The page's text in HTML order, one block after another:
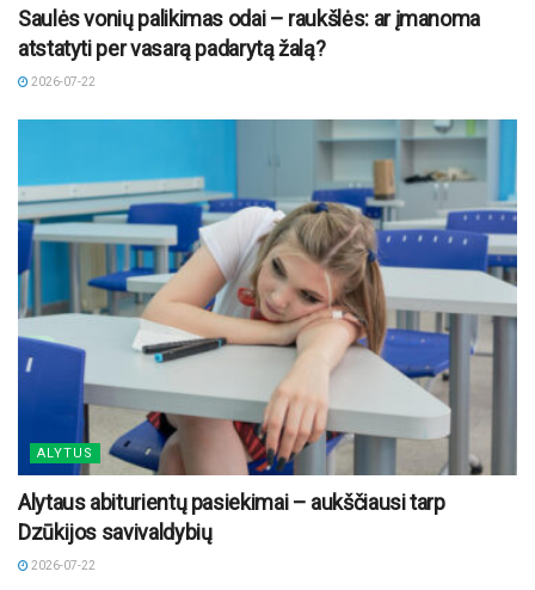
Saulės vonių palikimas odai – raukšlės: ar įmanoma
atstatyti per vasarą padarytą žalą?
2026-07-22
ALYTUS
Alytaus abiturientų pasiekimai – aukščiausi tarp
Dzūkijos savivaldybių
2026-07-22